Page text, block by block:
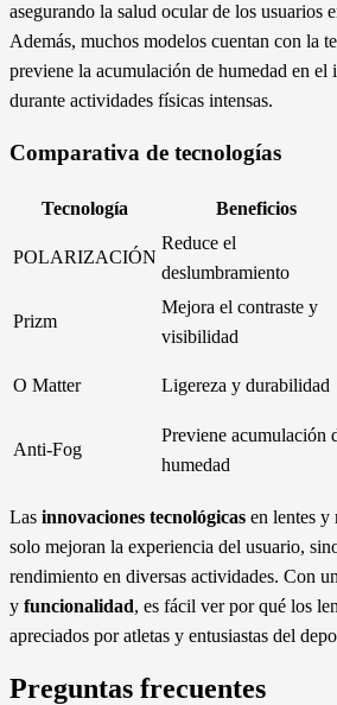
asegurando la salud ocular de los usuarios
Además, muchos modelos cuentan con la
previene la acumulación de humedad en el
durante actividades físicas intensas.
Comparativa de tecnologías
Tecnología Beneficios
POLARIZACIÓN
Reduce el
deslumbramiento
Prizm
Mejora el contraste y
visibilidad
O Matter Ligereza y durabilidad
Anti-Fog
Previene acumulación
humedad
Las innovaciones tecnológicas en lentes y
solo mejoran la experiencia del usuario,
rendimiento en diversas actividades. Con
y funcionalidad, es fácil ver por qué los
apreciados por atletas y entusiastas del
Preguntas frecuentes